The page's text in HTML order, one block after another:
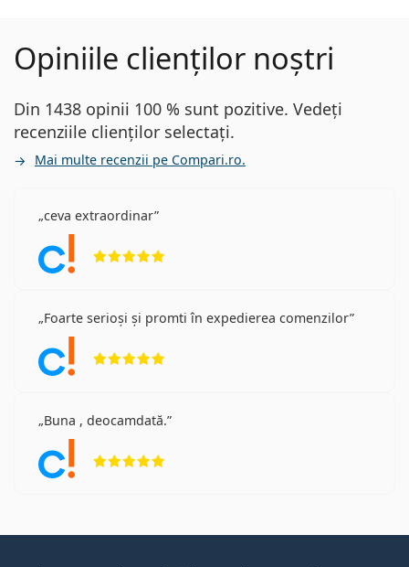
Opiniile clienților noștri
Din 1438 opinii 100 % sunt pozitive. Vedeți
recenziile clienților selectați.
Mai multe recenzii pe Compari.ro.
ceva extraordinar
Foarte serioși și promti în expedierea comenzilor
Buna , deocamdată.